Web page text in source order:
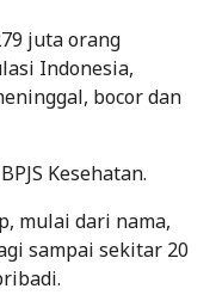
juta orang
Indonesia,
bocor dan
Kesehatan.
mulai dari nama,
sampai sekitar 20